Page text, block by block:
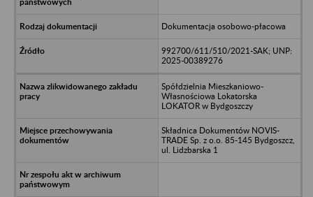
Dokumentacja osobowo-płacowa
992700/611/510/2021-SAK; UNP:
2025-00389276
Spółdzielnia Mieszkaniowo-
Własnościowa Lokatorska
LOKATOR w Bydgoszczy
Składnica Dokumentów NOVIS-
TRADE Sp. z o.o. 85-145 Bydgoszcz,
ul. Lidzbarska 1